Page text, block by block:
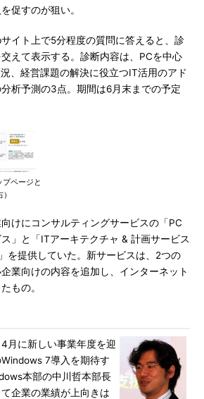
促すのが狙い。
イト上で5分程度の質問に答えると、診
えて表示する。診断内容は、PCを中心
、経営課題の解決に役立つIT活用のアド
析予測の3点。期間は6月末までの予定
ページと
けにコンサルティングサービスの「PC
」と「ITアーキテクチャ & 計画サービス
を提供していた。新サービスは、2つの
業向けの内容を追加し、インターネット
もの。
月に新しい事業年度を迎
7導入を期待す
本部の中川哲本部長
企業の業績が上向きは